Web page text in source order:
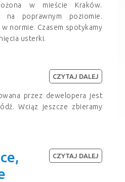
w mieście Kraków.
na poprawnym poziomie.
normie. Czasem spotykamy
usterki.
przez dewelopera jest
Wciąz jeszcze zbieramy
CZYTAJ DALEJ
CZYTAJ DALEJ